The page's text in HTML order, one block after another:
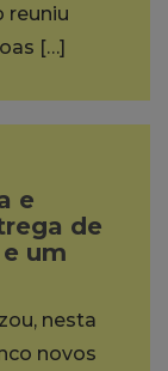
reuniu
[…]
e
de
um
nesta
novos